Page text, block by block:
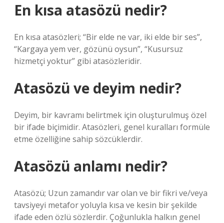
En kısa atasözü nedir?
En kısa atasözleri; “Bir elde ne var, iki elde bir ses”,
“Kargaya yem ver, gözünü oysun”, “Kusursuz
hizmetçi yoktur” gibi atasözleridir.
Atasözü ve deyim nedir?
Deyim, bir kavramı belirtmek için oluşturulmuş özel
bir ifade biçimidir. Atasözleri, genel kuralları formüle
etme özelliğine sahip sözcüklerdir.
Atasözü anlamı nedir?
Atasözü; Uzun zamandır var olan ve bir fikri ve/veya
tavsiyeyi metafor yoluyla kısa ve kesin bir şekilde
ifade eden özlü sözlerdir. Çoğunlukla halkın genel